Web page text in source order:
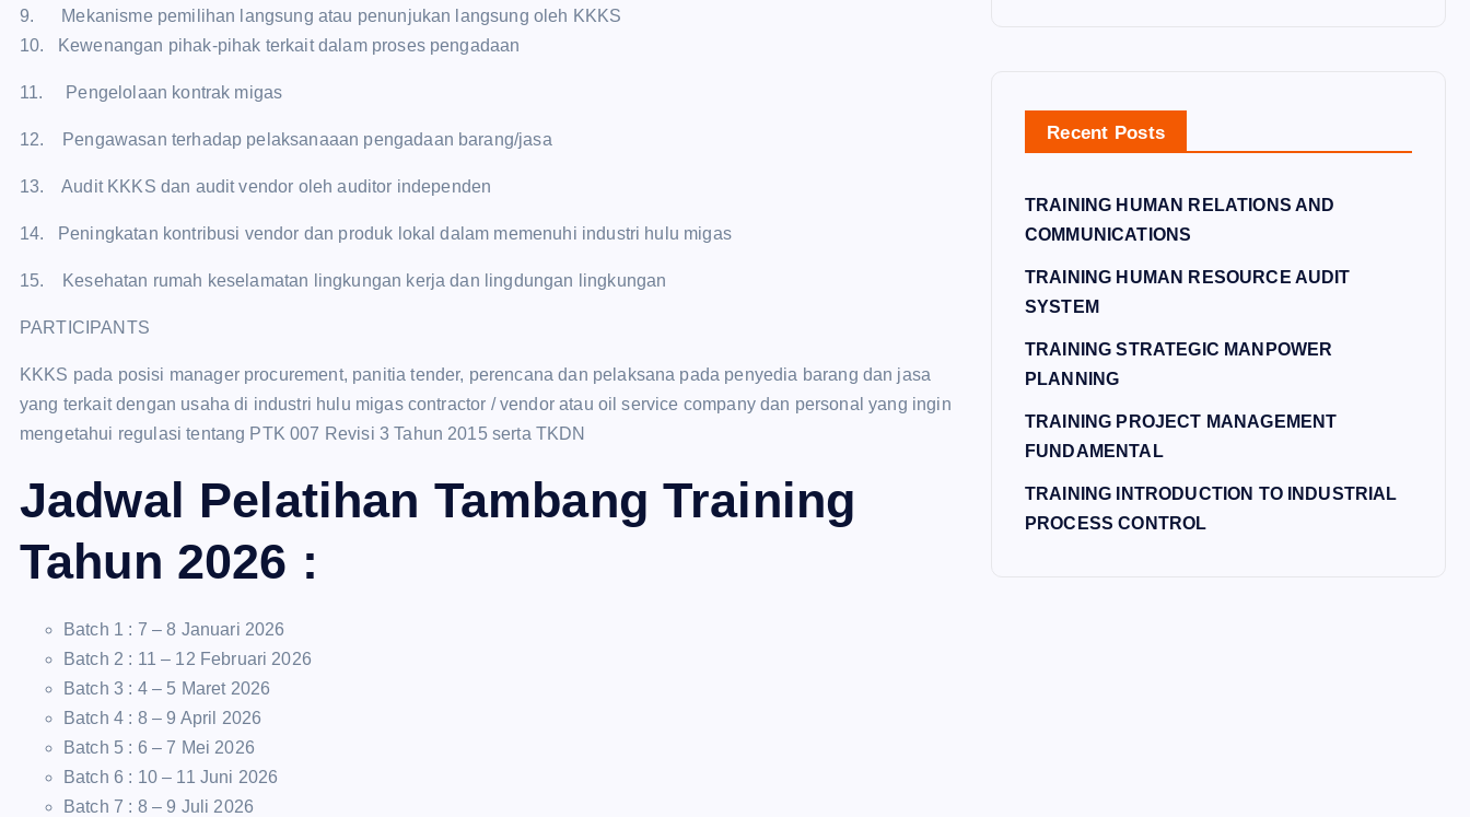
9. Mekanisme pemilihan langsung atau penunjukan langsung oleh KKKS
10. Kewenangan pihak-pihak terkait dalam proses pengadaan
11. Pengelolaan kontrak migas
12. Pengawasan terhadap pelaksanaaan pengadaan barang/jasa
13. Audit KKKS dan audit vendor oleh auditor independen
14. Peningkatan kontribusi vendor dan produk lokal dalam memenuhi industri hulu migas
15. Kesehatan rumah keselamatan lingkungan kerja dan lingdungan lingkungan
PARTICIPANTS
KKKS pada posisi manager procurement, panitia tender, perencana dan pelaksana pada penyedia barang dan jasa
yang terkait dengan usaha di industri hulu migas contractor / vendor atau oil service company dan personal yang ingin
mengetahui regulasi tentang PTK 007 Revisi 3 Tahun 2015 serta TKDN
Jadwal Pelatihan Tambang Training
Tahun 2026 :
Batch 1 : 7 – 8 Januari 2026
Batch 2 : 11 – 12 Februari 2026
Batch 3 : 4 – 5 Maret 2026
Batch 4 : 8 – 9 April 2026
Batch 5 : 6 – 7 Mei 2026
Batch 6 : 10 – 11 Juni 2026
Batch 7 : 8 – 9 Juli 2026
Recent Posts
TRAINING HUMAN RELATIONS AND
COMMUNICATIONS
TRAINING HUMAN RESOURCE AUDIT
SYSTEM
TRAINING STRATEGIC MANPOWER
PLANNING
TRAINING PROJECT MANAGEMENT
FUNDAMENTAL
TRAINING INTRODUCTION TO INDUSTRIAL
PROCESS CONTROL